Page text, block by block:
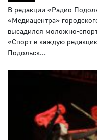
В редакции «Радио
«Медиацентра»
высадился моложно-
«Спорт в каждую
Подольск...